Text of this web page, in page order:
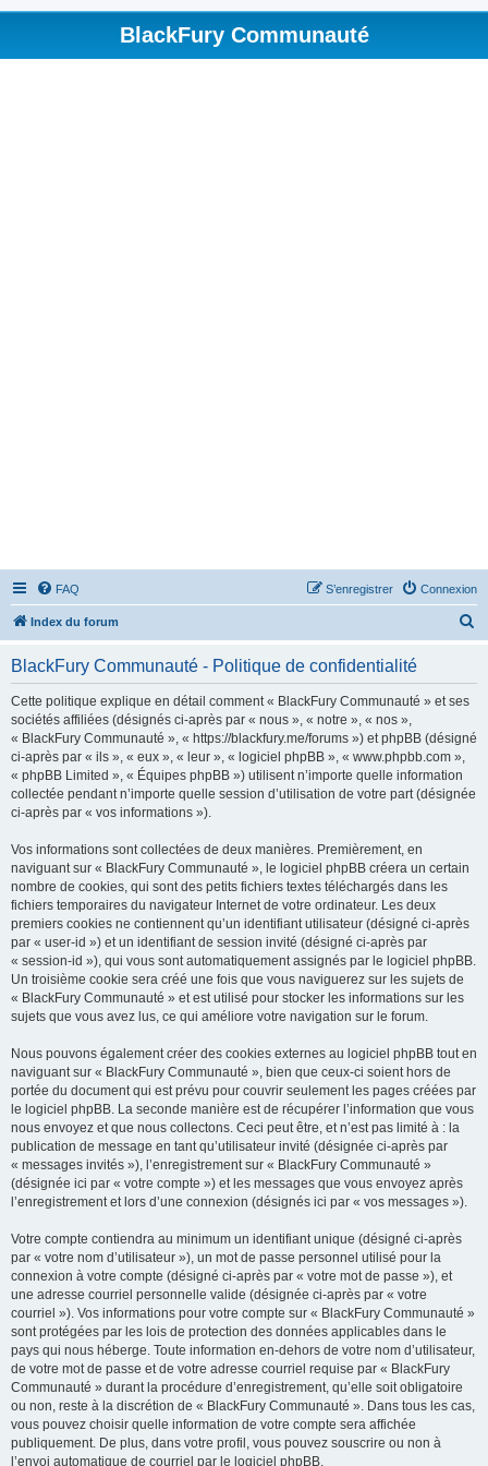
BlackFury Communauté
FAQ Connexion
S’enregistrer
Index du forum
BlackFury Communauté - Politique de confidentialité
Cette politique explique en détail comment « BlackFury Communauté » et ses
sociétés affiliées (désignés ci-après par « nous », « notre », « nos »,
« BlackFury Communauté », « https://blackfury.me/forums ») et phpBB (désigné
ci-après par « ils », « eux », « leur », « logiciel phpBB », « www.phpbb.com »,
« phpBB Limited », « Équipes phpBB ») utilisent n’importe quelle information
collectée pendant n’importe quelle session d’utilisation de votre part (désignée
ci-après par « vos informations »).
Vos informations sont collectées de deux manières. Premièrement, en
naviguant sur « BlackFury Communauté », le logiciel phpBB créera un certain
nombre de cookies, qui sont des petits fichiers textes téléchargés dans les
fichiers temporaires du navigateur Internet de votre ordinateur. Les deux
premiers cookies ne contiennent qu’un identifiant utilisateur (désigné ci-après
par « user-id ») et un identifiant de session invité (désigné ci-après par
« session-id »), qui vous sont automatiquement assignés par le logiciel phpBB.
Un troisième cookie sera créé une fois que vous naviguerez sur les sujets de
« BlackFury Communauté » et est utilisé pour stocker les informations sur les
sujets que vous avez lus, ce qui améliore votre navigation sur le forum.
Nous pouvons également créer des cookies externes au logiciel phpBB tout en
naviguant sur « BlackFury Communauté », bien que ceux-ci soient hors de
portée du document qui est prévu pour couvrir seulement les pages créées par
le logiciel phpBB. La seconde manière est de récupérer l’information que vous
nous envoyez et que nous collectons. Ceci peut être, et n’est pas limité à : la
publication de message en tant qu’utilisateur invité (désignée ci-après par
« messages invités »), l’enregistrement sur « BlackFury Communauté »
(désignée ici par « votre compte ») et les messages que vous envoyez après
l’enregistrement et lors d’une connexion (désignés ici par « vos messages »).
Votre compte contiendra au minimum un identifiant unique (désigné ci-après
par « votre nom d’utilisateur »), un mot de passe personnel utilisé pour la
connexion à votre compte (désigné ci-après par « votre mot de passe »), et
une adresse courriel personnelle valide (désignée ci-après par « votre
courriel »). Vos informations pour votre compte sur « BlackFury Communauté »
sont protégées par les lois de protection des données applicables dans le
pays qui nous héberge. Toute information en-dehors de votre nom d’utilisateur,
de votre mot de passe et de votre adresse courriel requise par « BlackFury
Communauté » durant la procédure d’enregistrement, qu’elle soit obligatoire
ou non, reste à la discrétion de « BlackFury Communauté ». Dans tous les cas,
vous pouvez choisir quelle information de votre compte sera affichée
publiquement. De plus, dans votre profil, vous pouvez souscrire ou non à
l’envoi automatique de courriel par le logiciel phpBB.